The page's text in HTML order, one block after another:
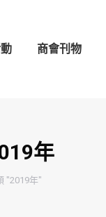
商會刊物
年
"2019年"